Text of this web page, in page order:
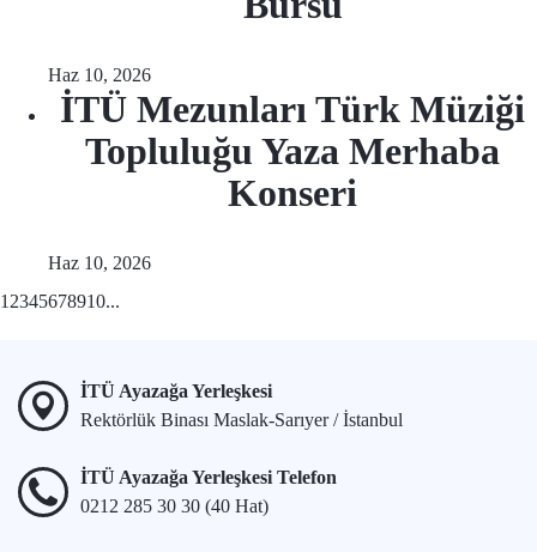
Haz 10, 2026
İTÜ Mezunları Türk Müziği
Topluluğu Yaza Merhaba
Konseri
Haz 10, 2026
1 2345678910...
İTÜ Ayazağa Yerleşkesi
Rektörlük Binası Maslak-Sarıyer / İstanbul
İTÜ Ayazağa Yerleşkesi Telefon
0212 285 30 30 (40 Hat)